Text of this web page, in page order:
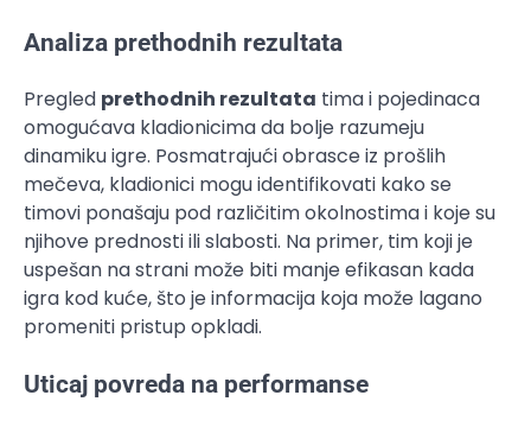
Analiza prethodnih rezultata
Pregled prethodnih rezultata tima i pojedinaca
omogućava kladionicima da bolje razumeju
dinamiku igre. Posmatrajući obrasce iz prošlih
mečeva, kladionici mogu identifikovati kako se
timovi ponašaju pod različitim okolnostima i koje su
njihove prednosti ili slabosti. Na primer, tim koji je
uspešan na strani može biti manje efikasan kada
igra kod kuće, što je informacija koja može lagano
promeniti pristup opkladi.
Uticaj povreda na performanse